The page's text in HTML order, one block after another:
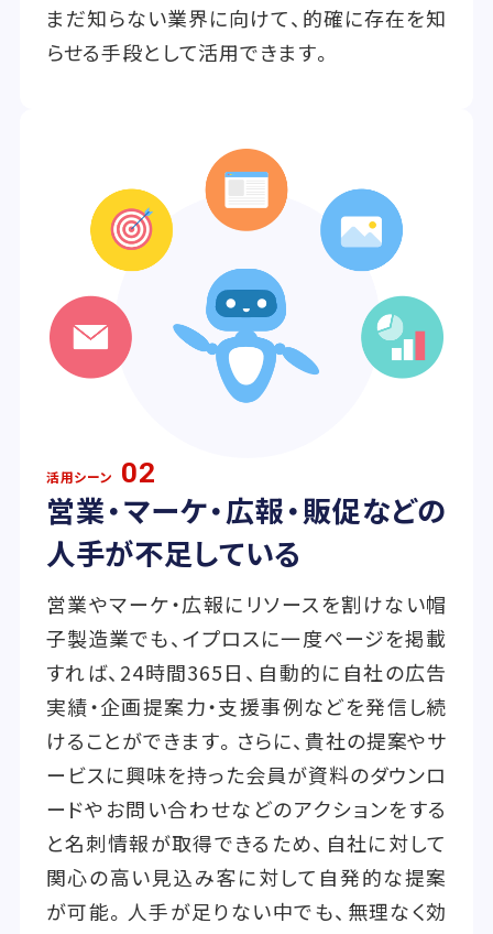
まだ知らない業界に向けて、的確に存在を知
らせる手段として活用できます。
活用シーン 02
営業・マーケ・広報・販促などの
人手が不足している
営業やマーケ・広報にリソースを割けない帽
子製造業でも、イプロスに一度ページを掲載
すれば、24時間365日、自動的に自社の広告
実績・企画提案力・支援事例などを発信し続
けることができます。さらに、貴社の提案やサ
ービスに興味を持った会員が資料のダウンロ
ードやお問い合わせなどのアクションをする
と名刺情報が取得できるため、自社に対して
関心の高い見込み客に対して自発的な提案
が可能。人手が足りない中でも、無理なく効